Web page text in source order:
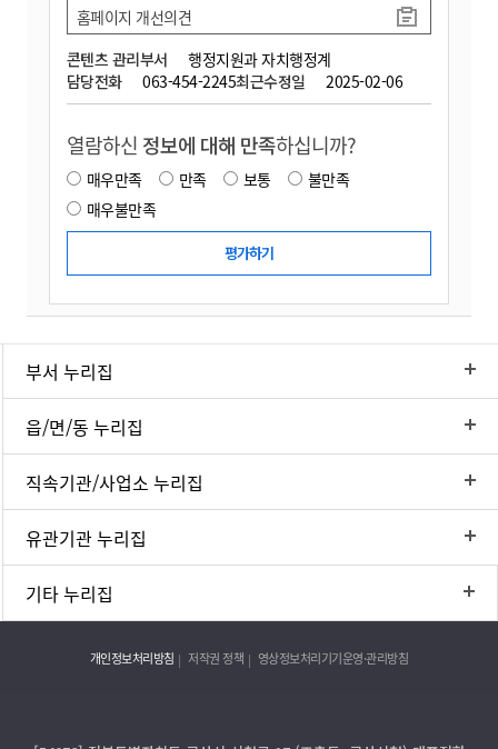
콘텐츠 관리부서
행정지원과 자치행정계
담당전화
063-454-2245최근수정일 2025-02-06
홈페이지 개선의견
열람하신 정보에 대해 만족하십니까?
매우만족 만족 보통
불만족
매우불만족
부서 누리집
읍/면/동 누리집
직속기관/사업소 누리집
유관기관 누리집
기타 누리집
개인정보처리방침 저작권 정책 영상정보처리기기운영·관리방침